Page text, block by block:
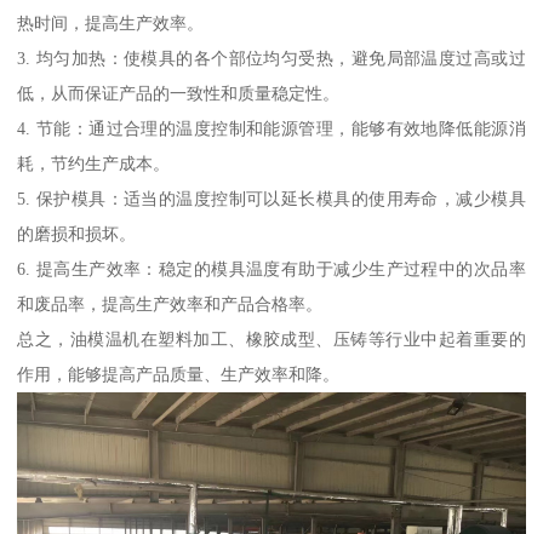
热时间，提高生产效率。
3. 均匀加热：使模具的各个部位均匀受热，避免局部温度过高或过
低，从而保证产品的一致性和质量稳定性。
4. 节能：通过合理的温度控制和能源管理，能够有效地降低能源消
耗，节约生产成本。
5. 保护模具：适当的温度控制可以延长模具的使用寿命，减少模具
的磨损和损坏。
6. 提高生产效率：稳定的模具温度有助于减少生产过程中的次品率
和废品率，提高生产效率和产品合格率。
总之，油模温机在塑料加工、橡胶成型、压铸等行业中起着重要的
作用，能够提高产品质量、生产效率和降。